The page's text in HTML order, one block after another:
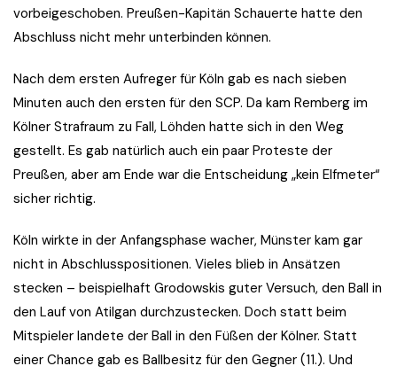
vorbeigeschoben. Preußen-Kapitän Schauerte hatte den
Abschluss nicht mehr unterbinden können.
Nach dem ersten Aufreger für Köln gab es nach sieben
Minuten auch den ersten für den SCP. Da kam Remberg im
Kölner Strafraum zu Fall, Löhden hatte sich in den Weg
gestellt. Es gab natürlich auch ein paar Proteste der
Preußen, aber am Ende war die Entscheidung „kein Elfmeter“
sicher richtig.
Köln wirkte in der Anfangsphase wacher, Münster kam gar
nicht in Abschlusspositionen. Vieles blieb in Ansätzen
stecken – beispielhaft Grodowskis guter Versuch, den Ball in
den Lauf von Atilgan durchzustecken. Doch statt beim
Mitspieler landete der Ball in den Füßen der Kölner. Statt
einer Chance gab es Ballbesitz für den Gegner (11.). Und